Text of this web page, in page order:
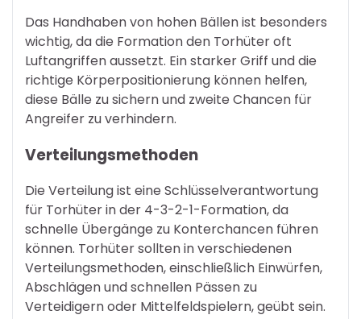
Das Handhaben von hohen Bällen ist besonders
wichtig, da die Formation den Torhüter oft
Luftangriffen aussetzt. Ein starker Griff und die
richtige Körperpositionierung können helfen,
diese Bälle zu sichern und zweite Chancen für
Angreifer zu verhindern.
Verteilungsmethoden
Die Verteilung ist eine Schlüsselverantwortung
für Torhüter in der 4-3-2-1-Formation, da
schnelle Übergänge zu Konterchancen führen
können. Torhüter sollten in verschiedenen
Verteilungsmethoden, einschließlich Einwürfen,
Abschlägen und schnellen Pässen zu
Verteidigern oder Mittelfeldspielern, geübt sein.